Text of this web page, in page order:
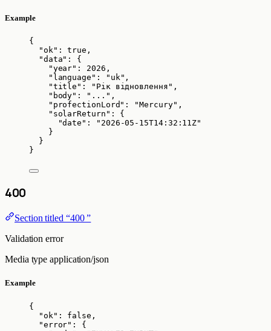
Example
{
"ok" : true ,
"data" : {
"year" : 2026 ,
"language" : " uk " ,
"title" : " Рік відновлення " ,
"body" : " ... " ,
"profectionLord" : "Mercury" ,
"solarReturn" : {
"date" : " 2026-05-15T14:32:11Z"
}
}
}
400
Section titled “400 ”
Validation error
Media type application/json
Example
{
"ok" : false ,
"error" : {